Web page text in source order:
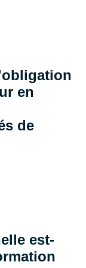
en
de
est-